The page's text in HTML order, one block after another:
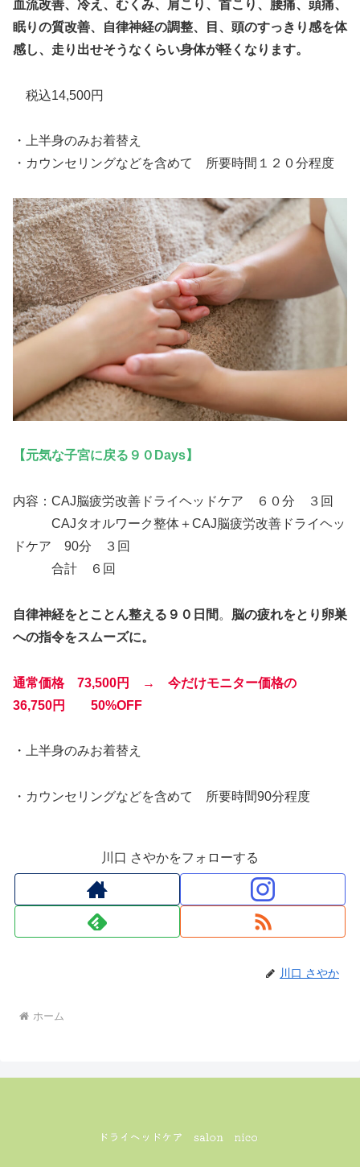
血流改善、冷え、むくみ、肩こり、首こり、腰痛、頭痛、
眠りの質改善、自律神経の調整、目、頭のすっきり感を体
感し、走り出せそうなくらい身体が軽くなります。
税込14,500円
・上半身のみお着替え
・カウンセリングなどを含めて 所要時間１２０分程度
【元気な子宮に戻る９０Days】
内容：CAJ脳疲労改善ドライヘッドケア ６０分 ３回
CAJタオルワーク整体＋CAJ脳疲労改善ドライヘッ
ドケア 90分 ３回
合計 ６回
自律神経をとことん整える９０日間 。 脳の疲れをとり卵巣
への指令をスムーズに。
通常価格 73,500円 → 今だけモニター価格の
36,750円
50%OFF
・上半身のみお着替え
・カウンセリングなどを含めて 所要時間90分程度
川口 さやかをフォローする
川口 さやか
ホーム